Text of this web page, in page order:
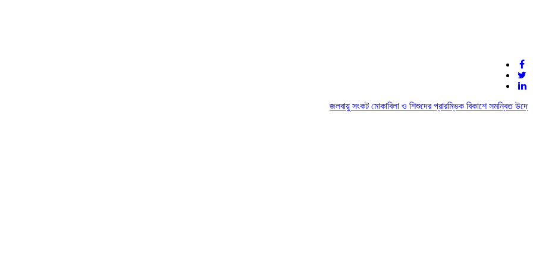
জলবায়ু সংকট মোকাবিলা ও শিশুদের প্রারম্ভিক বিকাশে সমন্বিত